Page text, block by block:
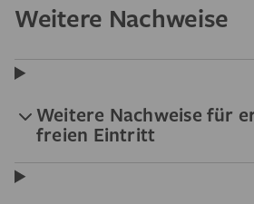
Weitere Nachweise
Weitere Nachweise für
freien Eintritt